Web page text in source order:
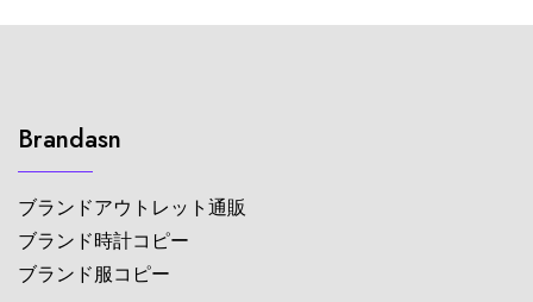
Brandasn
ブランドアウトレット通販
ブランド時計コピー
ブランド服コピー